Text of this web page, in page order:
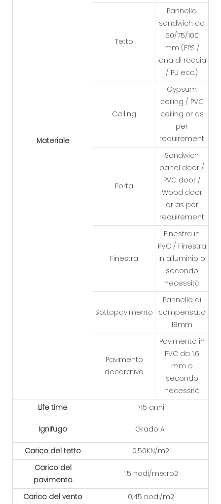
Materiale
Tetto
Pannello
sandwich da
50/75/100
mm (EPS /
lana di roccia
/ PU ecc.)
Ceiling
Gypsum
ceiling / PVC
ceiling or as
per
requirement
Porta
Sandwich
panel door /
PVC door /
Wood door
or as per
requirement
Finestra
Finestra in
PVC / Finestra
in alluminio o
secondo
necessità
Sottopavimento
Pannello di
compensato
18mm
Pavimento
decorativo
Pavimento in
PVC da 1,6
mm o
secondo
necessità
Life time
≥15 anni
Ignifugo Grado A1
Carico del tetto
0,50KN/m2
Carico del
pavimento
1,5 nodi/metro2
Carico del vento 0,45 nodi/m2